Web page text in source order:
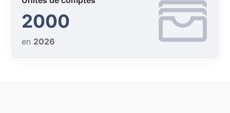
2000
en 2026